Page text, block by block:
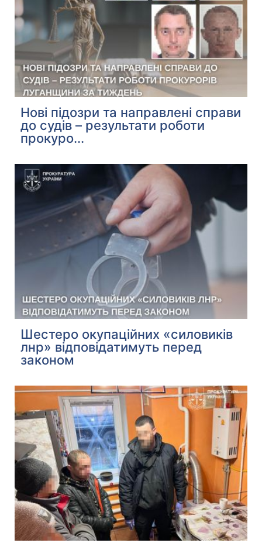
Нові підозри та направлені справи
до судів – результати роботи
прокуро...
Шестеро окупаційних «силовиків
лнр» відповідатимуть перед
законом